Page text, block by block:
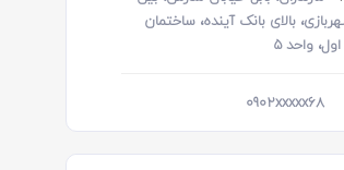
بالای بانک آینده، ساختمان
واحد ۵
0902xxxxx68